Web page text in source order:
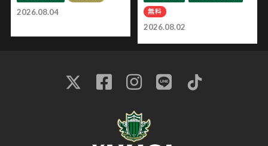
2026.08.04
2026.08.02
無料